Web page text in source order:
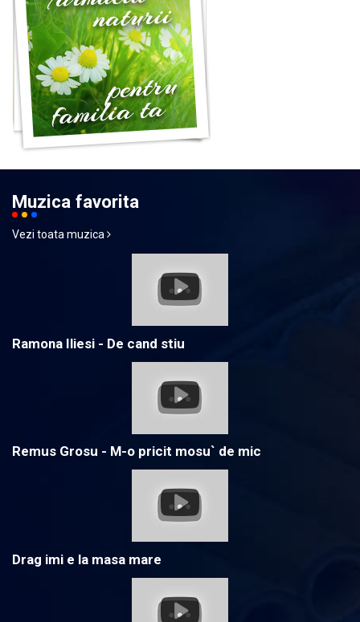
Muzica favorita
Vezi toata muzica
Ramona Iliesi - De cand stiu
Remus Grosu - M-o pricit mosu` de mic
Drag imi e la masa mare